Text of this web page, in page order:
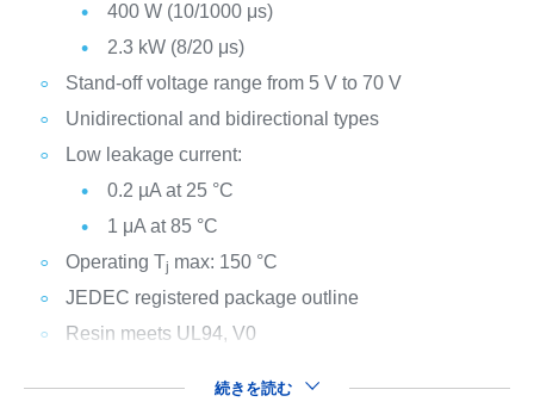
400 W (10/1000 μs)
2.3 kW (8/20 μs)
Stand-off voltage range from 5 V to 70 V
Unidirectional and bidirectional types
Low leakage current:
0.2 µA at 25 °C
1 μA at 85 °C
Operating Tj max: 150 °C
JEDEC registered package outline
Resin meets UL94, V0
続きを読む